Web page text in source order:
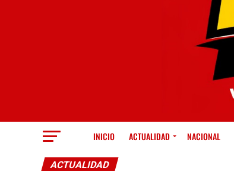
INICIO ACTUALIDAD NACIONAL
ACTUALIDAD